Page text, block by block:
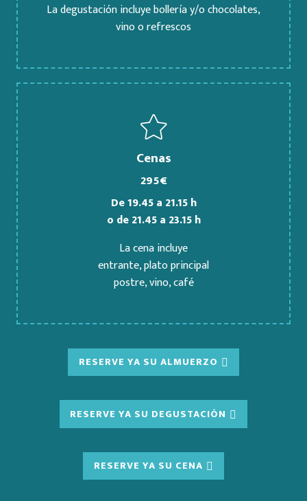
La degustación incluye bollería y/o chocolates,
vino o refrescos
Cenas
295€
De 19.45 a 21.15 h
o de 21.45 a 23.15 h
La cena incluye
entrante, plato principal
postre, vino, café
RESERVE YA SU ALMUERZO
RESERVE YA SU DEGUSTACIÓN
RESERVE YA SU CENA